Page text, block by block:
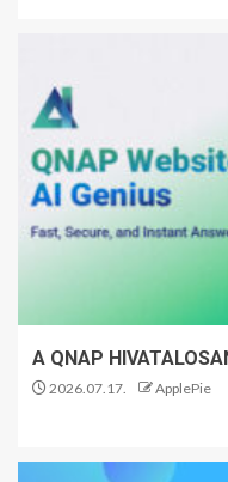
A QNAP
2026.07.17. ApplePie